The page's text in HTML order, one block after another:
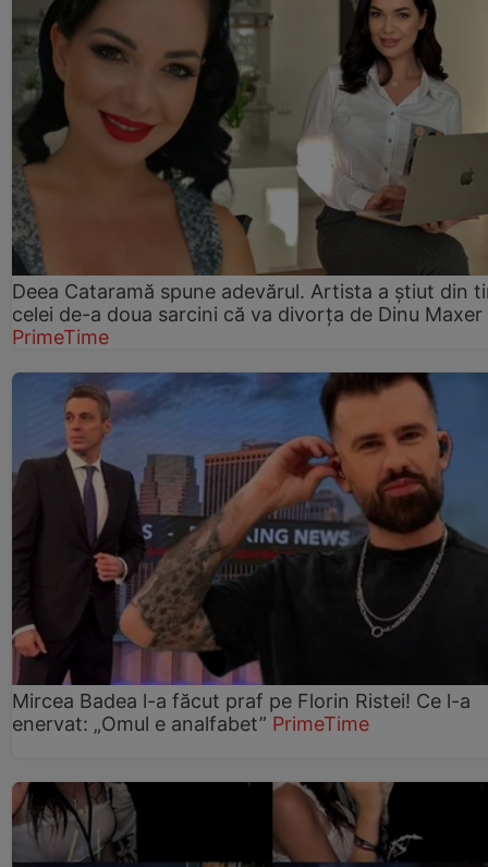
Deea Cataramă spune adevărul. Artista a știut din
celei de-a doua sarcini că va divorța de Dinu Maxer
PrimeTime
Mircea Badea l-a făcut praf pe Florin Ristei! Ce l-a
enervat: „Omul e analfabet” PrimeTime